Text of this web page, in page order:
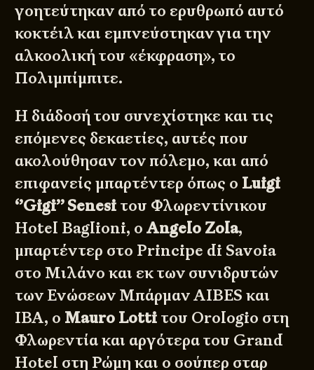
γοητεύτηκαν από το ερυθρωπό αυτό
κοκτέιλ και εμπνεύστηκαν για την
αλκοολική του «έκφραση», το
Πολιμπίμπιτε.
Η διάδοσή του συνεχίστηκε και τις
επόμενες δεκαετίες, αυτές που
ακολούθησαν τον πόλεμο, και από
επιφανείς μπαρτέντερ όπως ο Luigi
‘’Gigi’’ Senesi του Φλωρεντίνικου
Hotel Baglioni, οAngelo Zola,
μπαρτέντερ στο Principe di Savoia
στο Μιλάνο και εκ των συνιδρυτών
των Ενώσεων Μπάρμαν AIBES και
IBA, ο Mauro Lotti του Orologio στη
Φλωρεντία και αργότερα του Grand
Hotel στη Ρώμη και ο σούπερ σταρ